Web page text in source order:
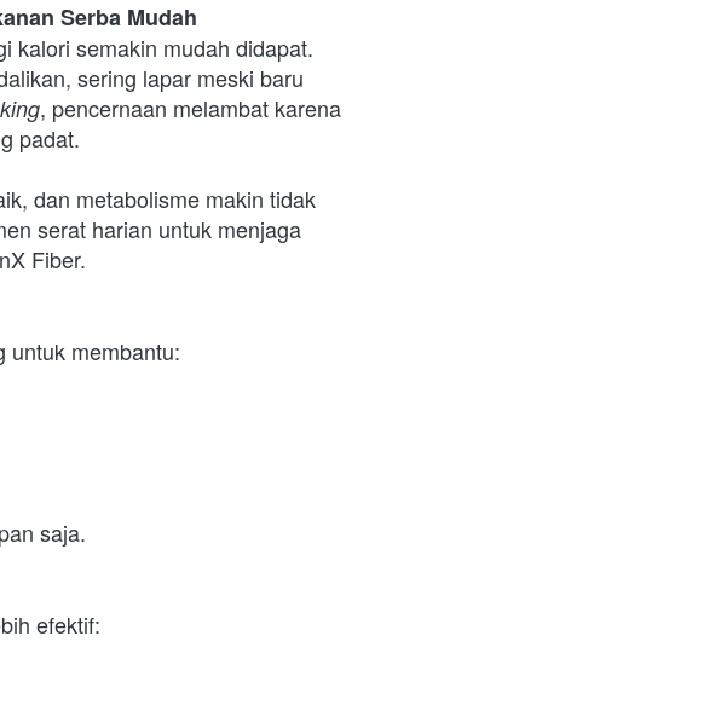
Serba Mudah
kalori semakin mudah didapat.
sering lapar meski baru
, pencernaan melambat karena
padat.
dan metabolisme makin tidak
serat harian untuk menjaga
Fiber.
untuk membantu:
saja.
efektif: